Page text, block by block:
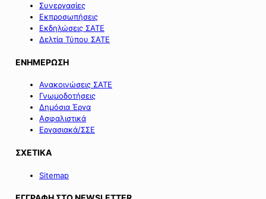
Συνεργασίες
Εκπροσωπήσεις
Εκδηλώσεις ΣΑΤΕ
Δελτία Τύπου ΣΑΤΕ
ΕΝΗΜΕΡΩΣΗ
Ανακοινώσεις ΣΑΤΕ
Γνωμοδοτήσεις
Δημόσια Έργα
Ασφαλιστικά
Εργασιακά/ΣΣΕ
ΣΧΕΤΙΚΑ
Sitemap